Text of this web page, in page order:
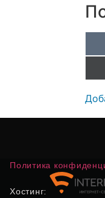
Политика
Хостинг: